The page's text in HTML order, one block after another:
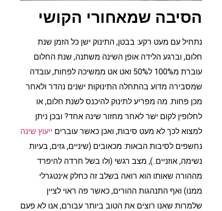
הסיבה שמאחורי הקושי
נתחיל עם מעט רקע: בבטן, התינוק ישן כל הזמן שנת
חלום, וברגע הלידה אופן השינה משתנה, שנת החלום
עוברת מ100% ל50% ואט אט ממשיכה לפחות, עובדה
שמסבירה מדוע בהתחלה התינוקות ישנים נהדר ולאחר
מכן פחות. מה מפריע לתינוק להיכנס לשנת חלום, או
לחלופין לקום ישר לאחר מחזור שינה אחד? ובכן ניתן
למצוא לכך לא מעט סיבות, ואכן כאשר עובריםייעוץ שינה
נחשפים לסיבות הבאות: מכאובים (שיניים, גזים, בעיות
נשימה, אוזניים..), מצב רגשי (ולו בשל חרדה להיפרד
מההורה שאותו הוא רואה בשלב זה כחלק אינטגרלי
ממנו) ואף התנהגות ההורים, כאשר פה ראוי לציין
שלמרות שאנו רוצים את הטוב ביותר עבורם, אנו לא פעם